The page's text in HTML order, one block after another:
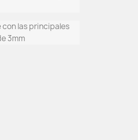
con las principales
3mm